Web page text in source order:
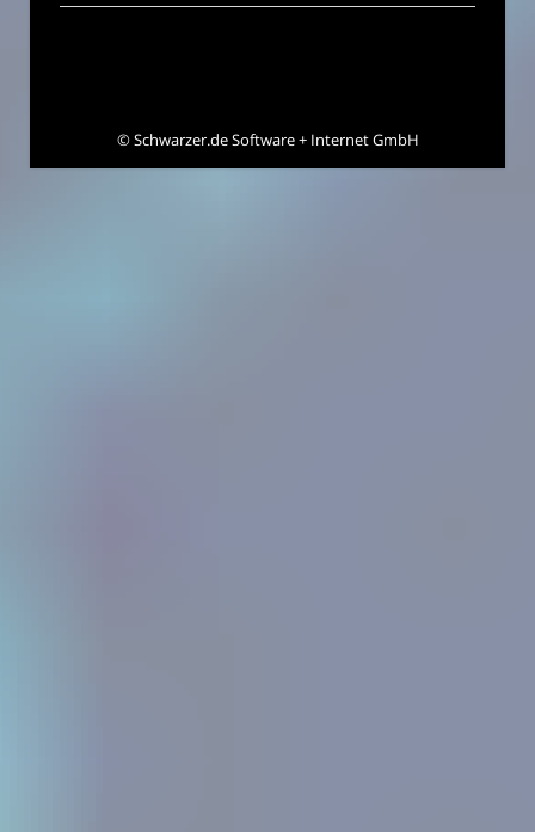
©Schwarzer.de Software + Internet GmbH